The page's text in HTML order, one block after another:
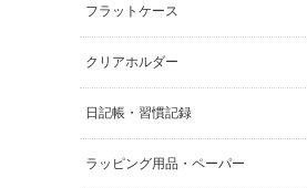
フラットケース
クリアホルダー
日記帳・習慣記録
ラッピング用品・ペーパー